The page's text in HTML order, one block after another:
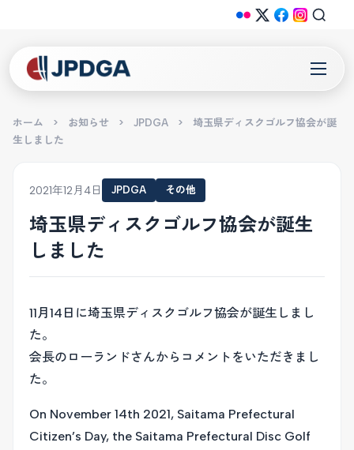
ホーム > お知らせ > JPDGA >
埼玉県ディスクゴルフ協会が誕
生しました
2021年12月4日 JPDGA その他
埼玉県ディスクゴルフ協会が誕生
しました
11月14日に埼玉県ディスクゴルフ協会が誕生しまし
た。
会長のローランドさんからコメントをいただきまし
た。
On November 14th 2021, Saitama Prefectural
Citizen’s Day, the Saitama Prefectural Disc Golf